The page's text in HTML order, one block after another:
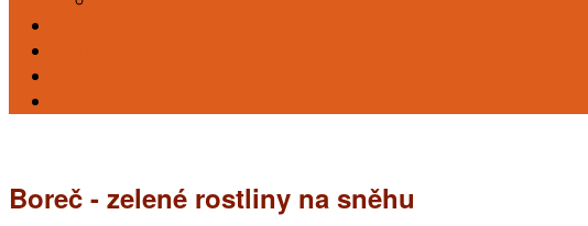
Boreč - zelené rostliny na sněhu